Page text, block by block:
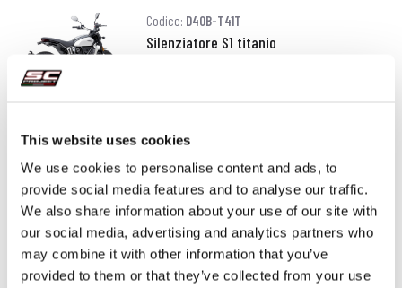
This website uses cookies
We use cookies to personalise content and ads, to
provide social media features and to analyse our traffic.
We also share information about your use of our site with
our social media, advertising and analytics partners who
may combine it with other information that you’ve
provided to them or that they’ve collected from your use
Codice: D40B-T41T
Silenziatore S1 titanio
560,00 €
OMOLOGATO EURO 5+ Compara
Codice:D40B-T41MB
Silenziatore S1 titanio, nero opaco